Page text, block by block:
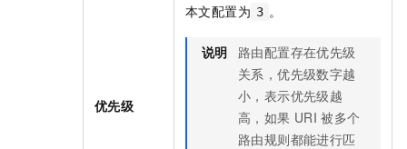
优先级
本文配置为 3 。
说明
路由配置存在优先级
关系，优先级数字越
小，表示优先级越
高，如果 URI 被多个
路由规则都能进行匹